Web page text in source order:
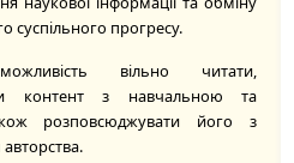
суспільного прогресу.
вільно читати,
контент з навчальною та
розповсюджувати його з